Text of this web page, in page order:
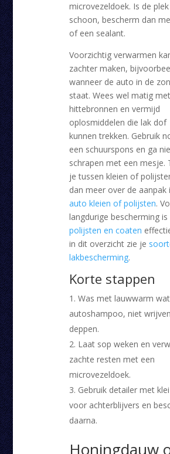
microvezeldoek. Is de plek
schoon, bescherm dan
of een sealant.
Voorzichtig verwarmen
zachter maken,
wanneer de auto in de zon
staat. Wees wel matig met
hittebronnen en vermijd
oplosmiddelen die lak dof
kunnen trekken. Gebruik
een schuurspons en ga
schrapen met een mesje.
je tussen kleien of
dan meer over de aanpak
auto kleien of polijsten.
langdurige bescherming is
polijsten en coaten
in dit overzicht zie je
lakbescherming.
Korte stappen
Was met lauwwarm
autoshampoo, niet
deppen.
Laat sop weken en
zachte resten met een
microvezeldoek.
Gebruik detailer met
voor achterblijvers en
daarna.
Honingdauw